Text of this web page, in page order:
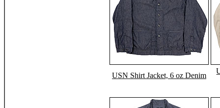
USN Shirt Jacket, 6 oz Denim